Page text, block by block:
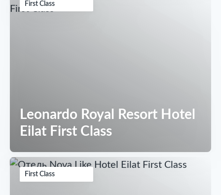
First Class
Leonardo Royal Resort Hotel
Eilat First Class
First Class